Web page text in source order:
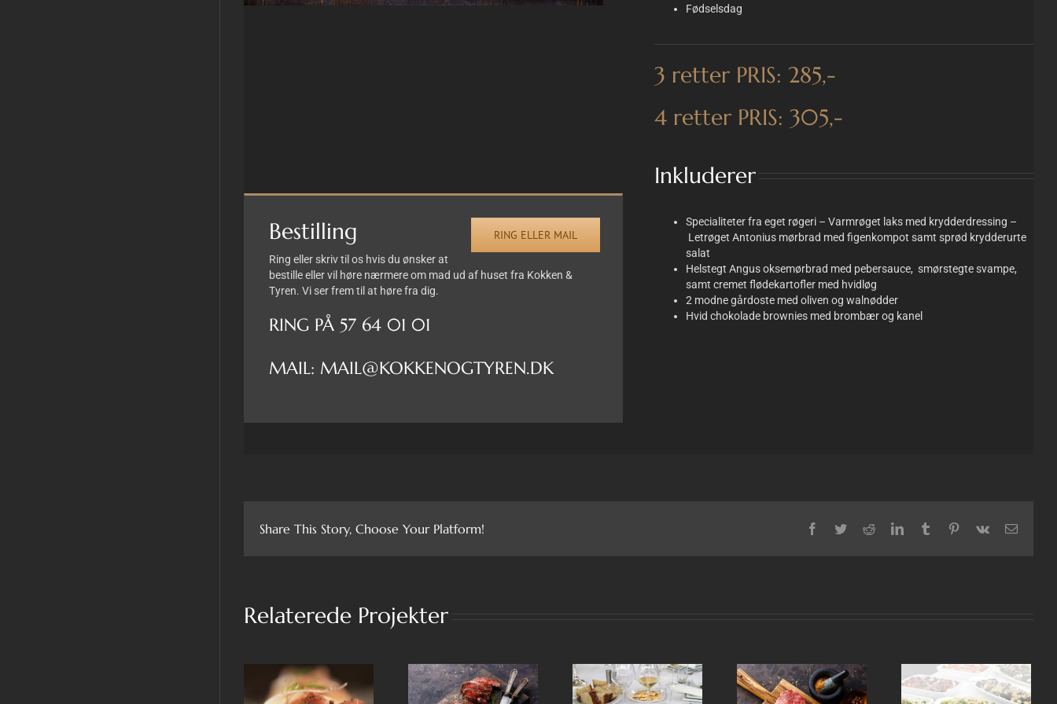
Fødselsdag
3 retter PRIS: 285,-
4 retter PRIS: 305,-
RING ELLER MAIL
Bestilling
Ring eller skriv til os hvis du ønsker at
bestille eller vil høre nærmere om mad ud af huset fra Kokken &
Tyren. Vi ser frem til at høre fra dig.
RING PÅ 57 64 01 01
MAIL: MAIL@KOKKENOGTYREN.DK
Inkluderer
Specialiteter fra eget røgeri – Varmrøget laks med krydderdressing –
Letrøget Antonius mørbrad med figenkompot samt sprød krydderurte
salat
Helstegt Angus oksemørbrad med pebersauce, smørstegte svampe,
samt cremet flødekartofler med hvidløg
2 modne gårdoste med oliven og walnødder
Hvid chokolade brownies med brombær og kanel
Share This Story, Choose Your Platform! Facebook
TwitterRedditLinkedInTumblr Pinterest
Vk
E-
Relaterede Projekter